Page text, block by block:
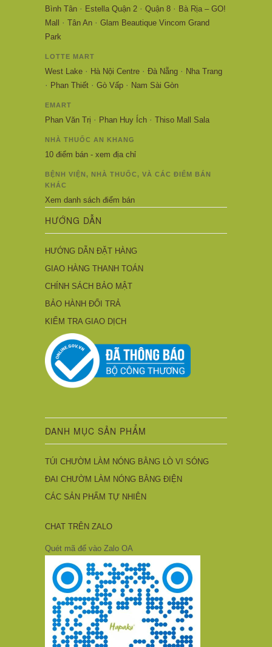
Bình Tân · Estella Quận 2 · Quận 8 · Bà Rịa – GO!
Mall
· Tân An · Glam Beautique Vincom Grand
Park
LOTTE MART
West Lake · Hà Nội Centre · Đà Nẵng · Nha Trang
· Phan Thiết · Gò Vấp · Nam Sài Gòn
EMART
Phan Văn Trị · Phan Huy Ích · Thiso Mall Sala
NHÀ THUỐC AN KHANG
10 điểm bán - xem địa chỉ
BỆNH VIỆN, NHÀ THUỐC, VÀ CÁC ĐIỂM BÁN
KHÁC
Xem danh sách điểm bán
HƯỚNG DẪN
HƯỚNG DẪN ĐẶT HÀNG
GIAO HÀNG THANH TOÁN
CHÍNH SÁCH BẢO MẬT
BẢO HÀNH ĐỔI TRẢ
KIỂM TRA GIAO DỊCH
DANH MỤC SẢN PHẨM
TÚI CHƯỜM LÀM NÓNG BẰNG LÒ VI SÓNG
ĐAI CHƯỜM LÀM NÓNG BẰNG ĐIỆN
CÁC SẢN PHẨM TỰ NHIÊN
CHAT TRÊN ZALO
Quét mã để vào Zalo OA